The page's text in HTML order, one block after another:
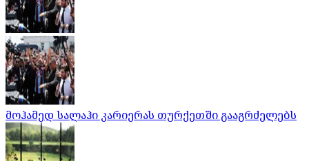
მოჰამედ სალაჰი კარიერას თურქეთში გააგრძელებს